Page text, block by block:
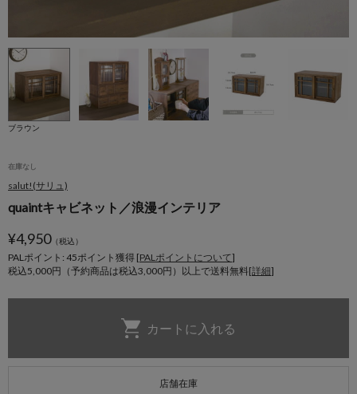
ブラウン
在庫なし
salut!(サリュ)
quaintキャビネット／浪漫インテリア
¥4,950（税込）
PALポイント: 45ポイント獲得 [PALポイントについて]
税込5,000円（予約商品は税込3,000円）以上で送料無料[詳細]
店舗在庫